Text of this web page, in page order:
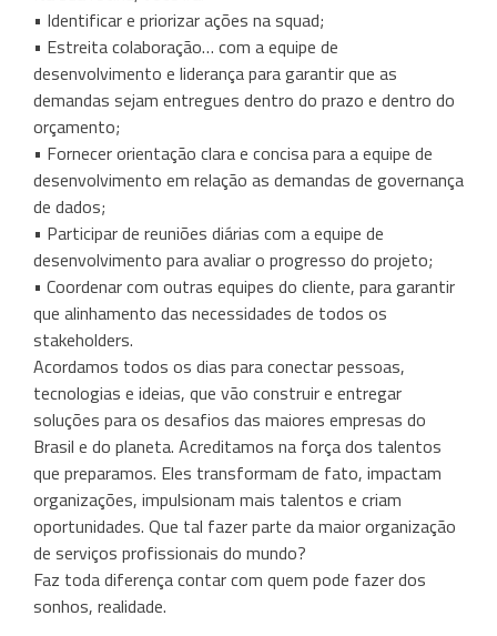
• Identificar e priorizar ações na squad;
• Estreita colaboração… com a equipe de
desenvolvimento e liderança para garantir que as
demandas sejam entregues dentro do prazo e dentro do
orçamento;
• Fornecer orientação clara e concisa para a equipe de
desenvolvimento em relação as demandas de governança
de dados;
• Participar de reuniões diárias com a equipe de
desenvolvimento para avaliar o progresso do projeto;
• Coordenar com outras equipes do cliente, para garantir
que alinhamento das necessidades de todos os
stakeholders.
Acordamos todos os dias para conectar pessoas,
tecnologias e ideias, que vão construir e entregar
soluções para os desafios das maiores empresas do
Brasil e do planeta. Acreditamos na força dos talentos
que preparamos. Eles transformam de fato, impactam
organizações, impulsionam mais talentos e criam
oportunidades. Que tal fazer parte da maior organização
de serviços profissionais do mundo?
Faz toda diferença contar com quem pode fazer dos
sonhos, realidade.